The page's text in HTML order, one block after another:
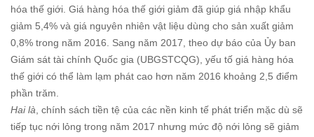
hóa thế giới. Giá hàng hóa thế giới giảm đã giúp giá nhập khẩu
giảm 5,4% và giá nguyên nhiên vật liệu dùng cho sản xuất giảm
0,8% trong năm 2016. Sang năm 2017, theo dự báo của Ủy ban
Giám sát tài chính Quốc gia (UBGSTCQG), yếu tố giá hàng hóa
thế giới có thể làm lạm phát cao hơn năm 2016 khoảng 2,5 điểm
phần trăm.
Hai là , chính sách tiền tệ của các nền kinh tế phát triển mặc dù sẽ
tiếp tục nới lỏng trong năm 2017 nhưng mức độ nới lỏng sẽ giảm